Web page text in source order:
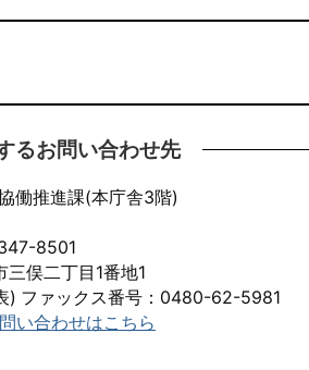
るお問い合わせ先
働推進課(本庁舎3階)
8501
三俣二丁目1番地1
) ファックス番号：0480-62-5981
い合わせはこちら